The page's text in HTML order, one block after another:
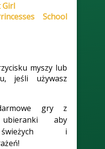
Girl
School
myszy lub
jeśli używasz
gry z
aby
świeżych i